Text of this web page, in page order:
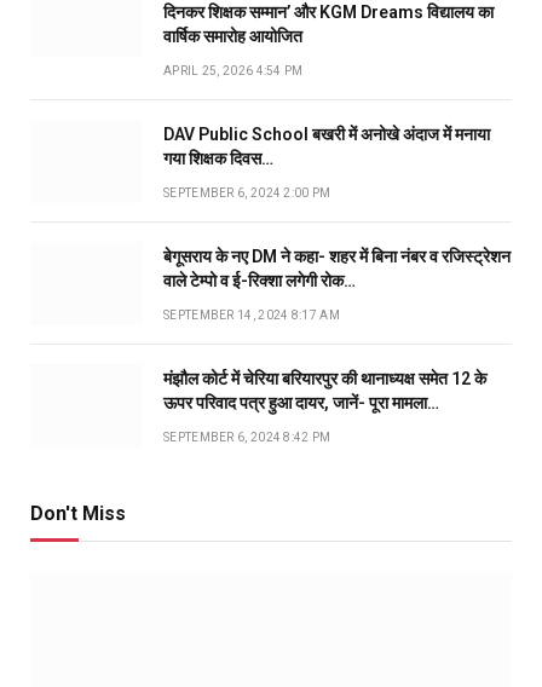
दिनकर शिक्षक सम्मान’ और KGM Dreams विद्यालय का
वार्षिक समारोह आयोजित
APRIL 25, 2026 4:54 PM
DAV Public School बखरी में अनोखे अंदाज में मनाया
गया शिक्षक दिवस…
SEPTEMBER 6, 2024 2:00 PM
बेगूसराय के नए DM ने कहा- शहर में बिना नंबर व रजिस्ट्रेशन
वाले टेम्पो व ई-रिक्शा लगेगी रोक…
SEPTEMBER 14, 2024 8:17 AM
मंझौल कोर्ट में चेरिया बरियारपुर की थानाध्यक्ष समेत 12 के
ऊपर परिवाद पत्र हुआ दायर, जानें- पूरा मामला…
SEPTEMBER 6, 2024 8:42 PM
Don't Miss